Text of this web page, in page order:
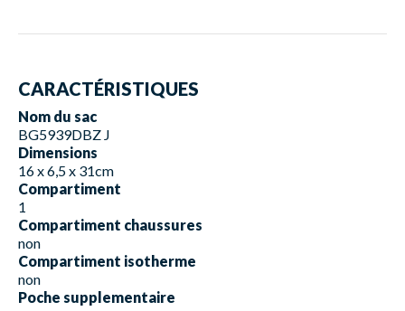
CARACTÉRISTIQUES
Nom du sac
BG5939DBZ J
Dimensions
16 x 6,5 x 31cm
Compartiment
1
Compartiment chaussures
non
Compartiment isotherme
non
Poche supplementaire